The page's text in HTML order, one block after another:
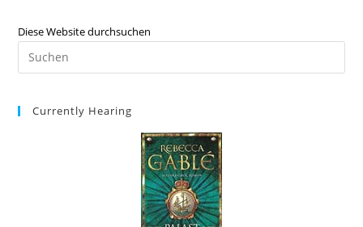
Diese Website durchsuchen
Currently Hearing